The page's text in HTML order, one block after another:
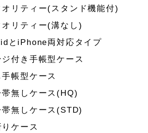
オリティー(スタンド機能付)
オリティー(溝なし)
とiPhone両対応タイプ
ジ付き手帳型ケース
帳型ケース
帯無しケース(HQ)
帯無しケース(STD)
ケース